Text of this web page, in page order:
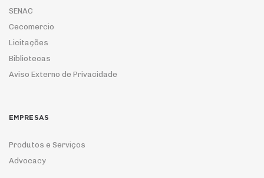
SENAC
Cecomercio
Licitações
Bibliotecas
Aviso Externo de Privacidade
EMPRESAS
Produtos e Serviços
Advocacy